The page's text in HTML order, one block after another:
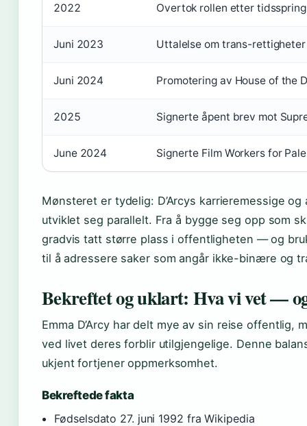
2022 Overtok rollen etter
Juni 2023 Uttalelse om trans-
Juni 2024 Promotering av House of the
2025 Signerte åpent brev mot
June 2024 Signerte Film Workers for
Mønsteret er tydelig: D’Arcys karrieremessige
utviklet seg parallelt. Fra å bygge seg opp som
gradvis tatt større plass i offentligheten — og
til å adressere saker som angår ikke-binære og
Bekreftet og uklart: Hva vi vet —
Emma D’Arcy har delt mye av sin reise offentlig,
ved livet deres forblir utilgjengelige. Denne
ukjent fortjener oppmerksomhet.
Bekreftede fakta
Fødselsdato 27. juni 1992 fra Wikipedia